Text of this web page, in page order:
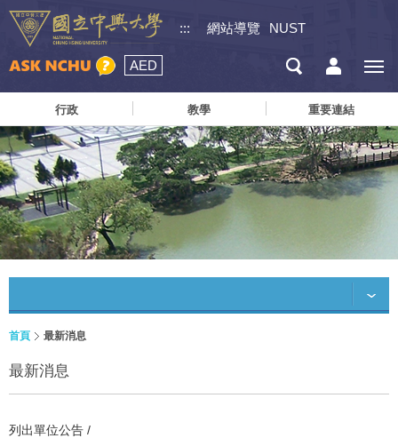
::: 網站導覽 NUST
AED
行政 教學 重要連結
首頁 最新消息
最新消息
列出單位公告 /